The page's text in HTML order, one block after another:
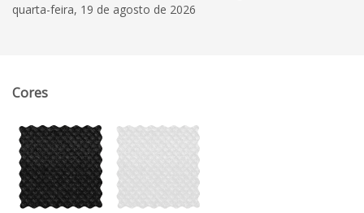
quarta-feira, 19 de agosto de 2026
Cores